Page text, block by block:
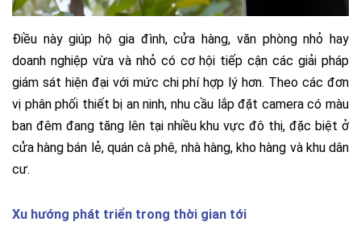
Điều này giúp hộ gia đình, cửa hàng, văn phòng nhỏ hay
doanh nghiệp vừa và nhỏ có cơ hội tiếp cận các giải pháp
giám sát hiện đại với mức chi phí hợp lý hơn. Theo các đơn
vị phân phối thiết bị an ninh, nhu cầu lắp đặt camera có màu
ban đêm đang tăng lên tại nhiều khu vực đô thị, đặc biệt ở
cửa hàng bán lẻ, quán cà phê, nhà hàng, kho hàng và khu dân
cư.
Xu hướng phát triển trong thời gian tới